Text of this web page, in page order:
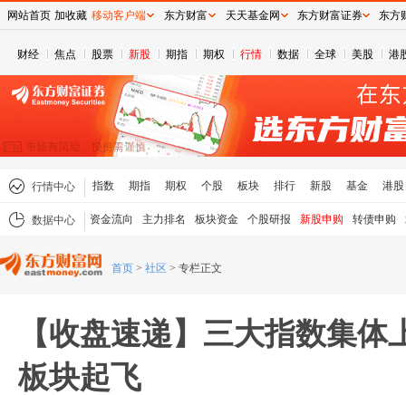
财经 焦点 股票 新股 期指 期权 行情 数据 全球 美股 港
行情中心 指数 期指 期权 个股 板块 排行 新股 基金 港股
数据中心 资金流向 主力排名 板块资金 个股研报 新股申购 转债申购
首页 > 社区 > 专栏正文
【收盘速递】三大指数集体
板块起飞
网站首页 加收藏 移动客户端 东方财富 天天基金网 东方财富证券 东方